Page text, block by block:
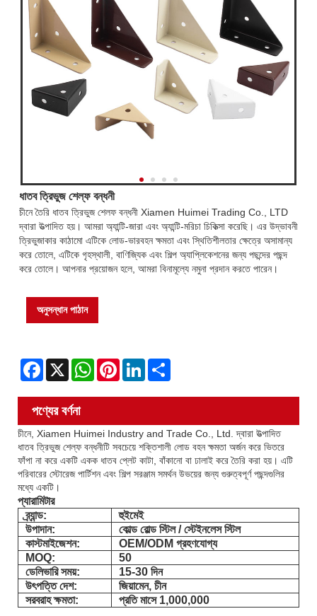
ধাতব ত্রিভুজ শেল্ফ বন্ধনী
চীনে তৈরি ধাতব ত্রিভুজ শেলফ বন্ধনী Xiamen Huimei Trading Co., LTD
দ্বারা উত্পাদিত হয়। আমরা অ্যান্টি-জারা এবং অ্যান্টি-মরিচা চিকিত্সা করেছি। এর উদ্ভাবনী
ত্রিভুজাকার কাঠামো এটিকে লোড-ভারবহন ক্ষমতা এবং স্থিতিশীলতার ক্ষেত্রে অসামান্য
করে তোলে, এটিকে গৃহস্থালী, বাণিজ্যিক এবং শিল্প অ্যাপ্লিকেশনের জন্য পছন্দের পছন্দ
করে তোলে। আপনার প্রয়োজন হলে, আমরা বিনামূল্যে নমুনা প্রদান করতে পারেন।
অনুসন্ধান পাঠান
Facebook
X WhatsAppPinterestLinkedIn
পণ্যের বর্ণনা
চীনে, Xiamen Huimei Industry and Trade Co., Ltd. দ্বারা উত্পাদিত
ধাতব ত্রিভুজ শেল্ফ বন্ধনীটি সবচেয়ে শক্তিশালী লোড বহন ক্ষমতা অর্জন করে ভিতরে
ফাঁপা না করে একটি একক ধাতব প্লেট কাটা, বাঁকানো বা ঢালাই করে তৈরি করা হয়। এটি
পরিবারের স্টোরেজ পার্টিশন এবং শিল্প সরঞ্জাম সমর্থন উভয়ের জন্য গুরুত্বপূর্ণ পছন্দগুলির
মধ্যে একটি।
প্যারামিটার
ব্র্যান্ড:
হুইমেই
উপাদান:
কোল্ড রোল্ড স্টিল / স্টেইনলেস স্টিল
কাস্টমাইজেশন:
OEM/ODM গ্রহণযোগ্য
MOQ:
50
ডেলিভারি সময়:
15-30 দিন
উৎপত্তি দেশ:
জিয়ামেন, চীন
সরবরাহ ক্ষমতা:
প্রতি মাসে 1,000,000